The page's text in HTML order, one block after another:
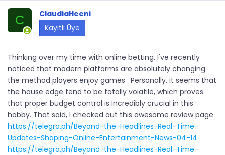
C
ClaudiaHeeni
Kayıtlı Üye
Thinking over my time with online betting, I've recently
noticed that modern platforms are absolutely changing
the method players enjoy games . Personally, it seems that
the house edge tend to be totally volatile, which proves
that proper budget control is incredibly crucial in this
hobby. That said, I checked out this awesome review page
https://telegra.ph/Beyond-the-Headlines-Real-Time-
Updates-Shaping-Online-Entertainment-News-04-14
https://telegra.ph/Beyond-the-Headlines-Real-Time-